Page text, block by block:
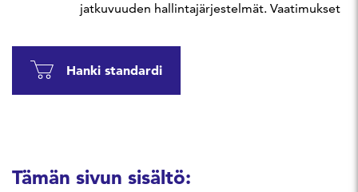
jatkuvuuden hallintajärjestelmät. Vaatimukset
Hanki standardi
Tämän sivun sisältö: